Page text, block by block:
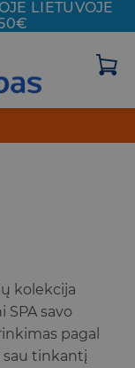
LIETUVOJE
kolekcija
savo
pagal
sau tinkantį